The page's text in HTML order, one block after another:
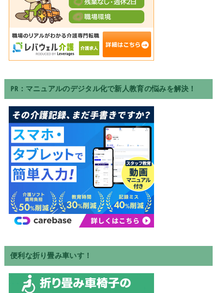
PR：マニュアルのデジタル化で新人教育の悩みを解決！
便利な折り畳み車いす！